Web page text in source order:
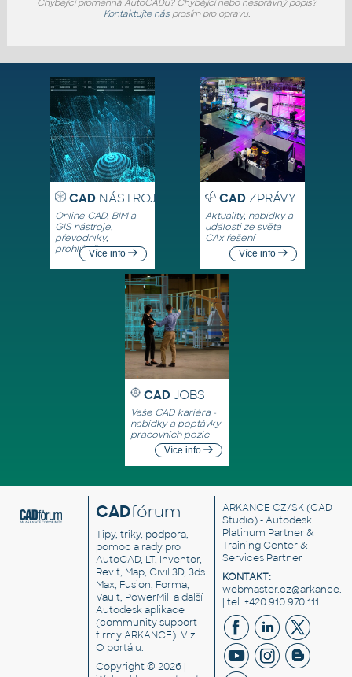
Kontaktujte násprosím pro opravu.
CADNÁSTROJE
Online CAD, BIM a
GIS nástroje,
převodníky,
prohlížečeVíce info
CADZPRÁVY
Aktuality, nabídky a
události ze světa
CAx řešení
Více info
CAD JOBS
Vaše CAD kariéra -
nabídky a poptávky
pracovních pozic
Více info
CADfórum
Tipy, triky, podpora,
pomoc a rady pro
AutoCAD, LT, Inventor,
Revit, Map, Civil 3D, 3ds
Max, Fusion, Forma,
Vault, PowerMill a další
Autodesk aplikace
(community support
firmy ARKANCE). Viz
O portálu.
Copyright © 2026 |
ARKANCE CZ/SK(CAD
Studio) - Autodesk
Platinum Partner &
Training Center &
Services Partner
KONTAKT:
| tel. +420 910 970 111